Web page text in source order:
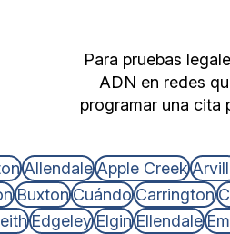
Para pruebas
ADN en redes
programar una cita
AllendaleApple Creek
BuxtonCuándoCarrington
EdgeleyElginEllendale